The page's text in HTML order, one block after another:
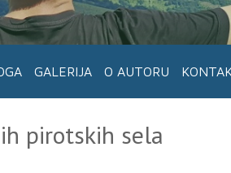
GALERIJA O AUTORU
pirotskih sela